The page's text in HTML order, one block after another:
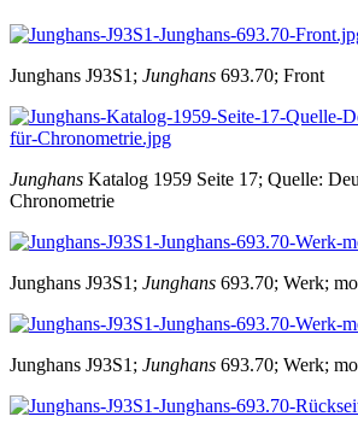
Junghans J93S1; Junghans 693.70; Front
Junghans Katalog 1959 Seite 17; Quelle:
Chronometrie
Junghans J93S1; Junghans 693.70; Werk;
Junghans J93S1; Junghans 693.70; Werk;